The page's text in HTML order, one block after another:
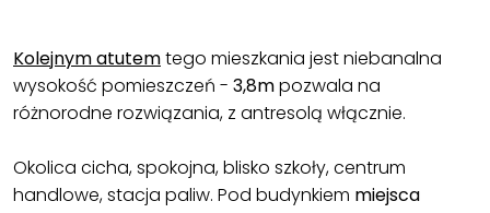
Kolejnym atutemtego mieszkania jest niebanalna
wysokość pomieszczeń - 3,8mpozwala na
różnorodne rozwiązania, z antresolą włącznie.
Okolica cicha, spokojna, blisko szkoły, centrum
handlowe, stacja paliw. Pod budynkiem miejsca